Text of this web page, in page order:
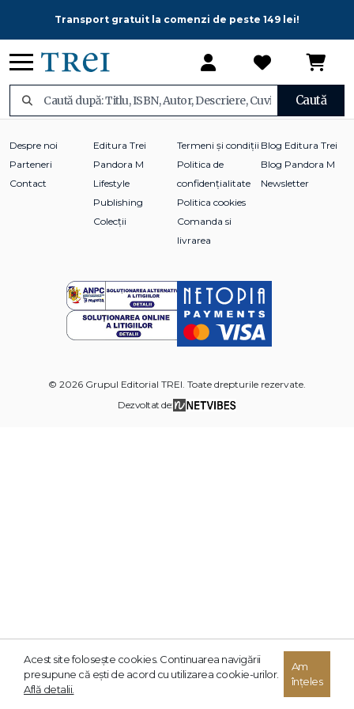
Transport gratuit la comenzi de peste 149 lei!
Caută
Despre noi
Parteneri
Contact
Editura Trei
Pandora M
Lifestyle
Publishing
Colecții
Termeni și condiții
Politica de
confidențialitate
Politica cookies
Comanda si
livrarea
Blog Editura Trei
Blog Pandora M
Newsletter
© 2026 Grupul Editorial TREI. Toate drepturile rezervate.
Dezvoltat de:
Acest site foloseşte cookies. Continuarea navigării
presupune că eşti de acord cu utilizarea cookie-urilor.
Află detalii.
Am
înțeles